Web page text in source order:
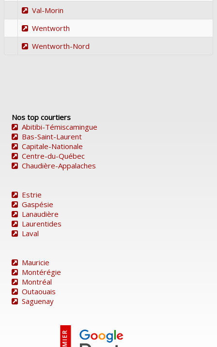
Val-Morin
Wentworth
Wentworth-Nord
Nos top courtiers
Abitibi-Témiscamingue
Bas-Saint-Laurent
Capitale-Nationale
Centre-du-Québec
Chaudière-Appalaches
Estrie
Gaspésie
Lanaudière
Laurentides
Laval
Mauricie
Montérégie
Montréal
Outaouais
Saguenay